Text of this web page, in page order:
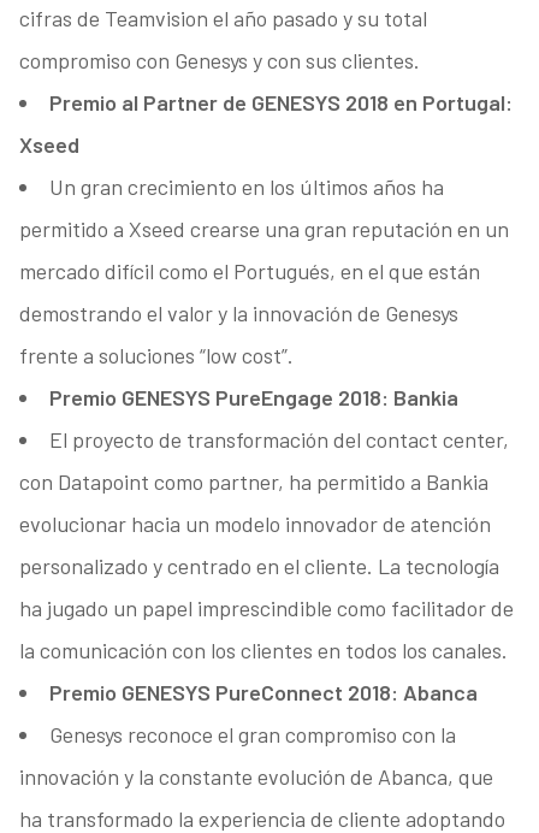
cifras de Teamvision el año pasado y su total
compromiso con Genesys y con sus clientes.
Premio al Partner de GENESYS 2018 en Portugal:
Xseed
Un gran crecimiento en los últimos años ha
permitido a Xseed crearse una gran reputación en un
mercado difícil como el Portugués, en el que están
demostrando el valor y la innovación de Genesys
frente a soluciones “low cost”.
Premio GENESYS PureEngage 2018: Bankia
El proyecto de transformación del contact center,
con Datapoint como partner, ha permitido a Bankia
evolucionar hacia un modelo innovador de atención
personalizado y centrado en el cliente. La tecnología
ha jugado un papel imprescindible como facilitador de
la comunicación con los clientes en todos los canales.
Premio GENESYS PureConnect 2018: Abanca
Genesys reconoce el gran compromiso con la
innovación y la constante evolución de Abanca, que
ha transformado la experiencia de cliente adoptando